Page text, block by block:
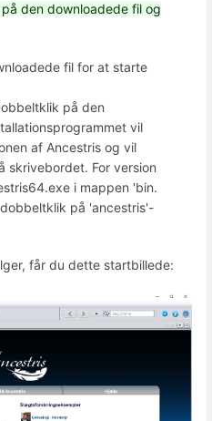
den downloadede fil og
fil for at starte
på den
vil
af Ancestris og vil
For version
i mappen 'bin.
på 'ancestris'-
får du dette startbillede: